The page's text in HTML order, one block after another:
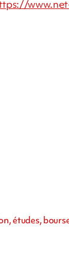
études,